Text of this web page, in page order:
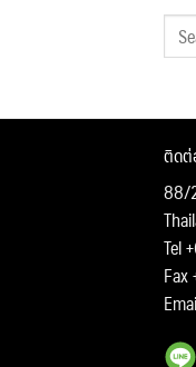
Search
for:
ติดต่
88/
Tel